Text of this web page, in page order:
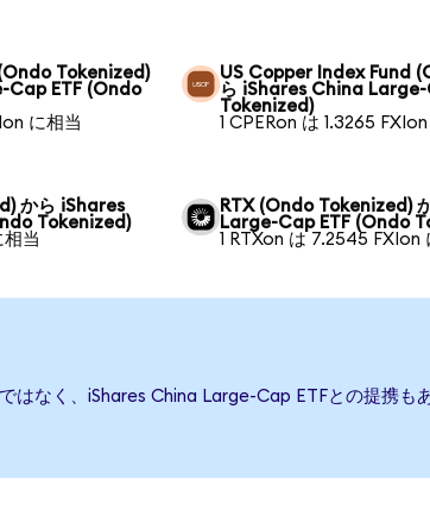
Tokenized)
Cap ETF (Ondo
に相当
US Copper Index Fund
ら iShares China Large-
Tokenized)
1 CPERon は 1.3265
から iShares
Tokenized)
相当
RTX (Ondo Tokenized)
Large-Cap ETF (Ondo
1 RTXon は 7.2545 FXIon
はなく、iShares China Large-Cap ETFとの提携も